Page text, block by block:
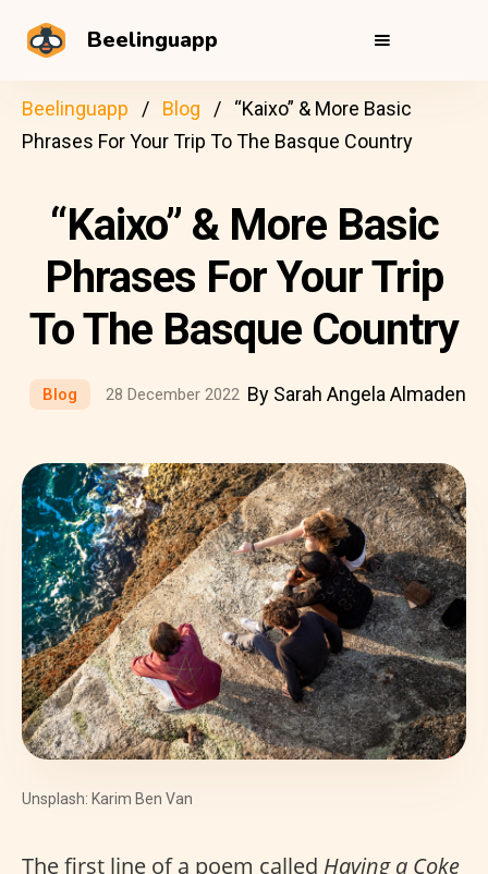
Beelinguapp
Beelinguapp Blog
“Kaixo” & More Basic
Phrases For Your Trip To The Basque Country
“Kaixo” & More Basic
Phrases For Your Trip
To The Basque Country
Blog 28 December 2022 By Sarah Angela Almaden
Unsplash: Karim Ben Van
The first line of a poem called Having a Coke